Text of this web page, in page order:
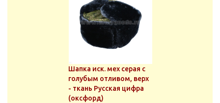
Шапка иск. мех серая с
голубым отливом, верх
- ткань Русская цифра
(оксфорд)